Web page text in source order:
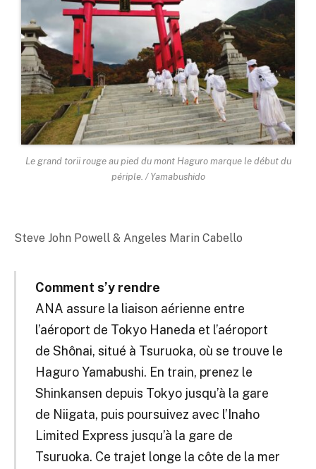
Le grand torii rouge au pied du mont Haguro marque le début du
périple. / Yamabushido
Steve John Powell & Angeles Marin Cabello
Comment s’y rendre
ANA assure la liaison aérienne entre
l’aéroport de Tokyo Haneda et l’aéroport
de Shônai, situé à Tsuruoka, où se trouve le
Haguro Yamabushi. En train, prenez le
Shinkansen depuis Tokyo jusqu’à la gare
de Niigata, puis poursuivez avec l’Inaho
Limited Express jusqu’à la gare de
Tsuruoka. Ce trajet longe la côte de la mer